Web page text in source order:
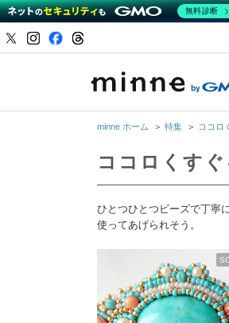
minne ホーム ＞ 特集 ＞ ココロ
ココロくす
ひとつひとつビーズで丁寧
使ってあげられそう。
無料診断